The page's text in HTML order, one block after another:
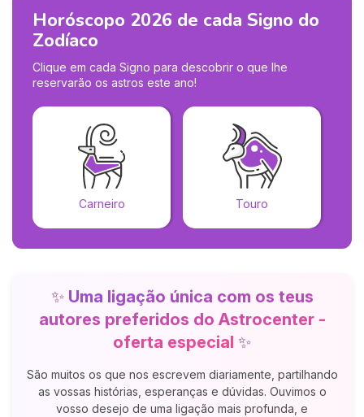
Horóscopo 2026 de cada Signo do
Zodíaco
Clique em cada Signo para descobrir o que lhe
reservarão os astros este ano!
Carneiro Touro
✨ Uma ligação única com os teus
autores preferidos do Astrocenter -
oferta especial ✨
São muitos os que nos escrevem diariamente, partilhando
as vossas histórias, esperanças e dúvidas. Ouvimos o
vosso desejo de uma ligação mais profunda, e